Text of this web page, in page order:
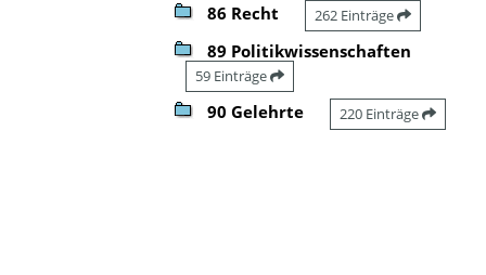
86 Recht 262 Einträge
89 Politikwissenschaften
59 Einträge
90 Gelehrte 220 Einträge